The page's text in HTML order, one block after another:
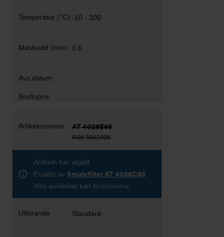
-10 - 300
0.6
AT 4028B65
RSK 5062906
Artikeln har utgått
Ersätts av Smutsfilter AT 4028C65
Viss avvikelse kan förekomma
Standard